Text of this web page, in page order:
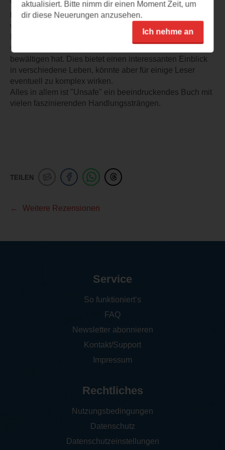
Vielfalt der Charaktere, denen wir begegnen, ist
beeindruckend, und ich bin gespannt darauf, welche
weiteren Charaktere in Band 2 auftauchen werden.
Das Buch hat viele Handlungsstränge, da praktisch jeder
Charakter seine eigenen Herausforderungen zu
bewältigen hat. Dies bietet einen interessanten Einblick
in verschiedene Leben, könnte aber für einige Leser
eventuell zu komplex wirken.
Alles in allem ist "Unsafe" ein beeindruckendes Buch mit
vielen faszinierenden Handlungssträngen.
TEILEN
Weitere Rezensionen
aktualisiert. Bitte nimm dir einen Moment Zeit, um
dir diese Neuerungen anzusehen.
Ich nehme an
Service
So funktioniert‘s
FAQ
Newsletter abonnieren
Kontakt/Support
Impressum
Rechtliches
Nutzungsbedingungen
Datenschutz
Datenschutzeinstellungen